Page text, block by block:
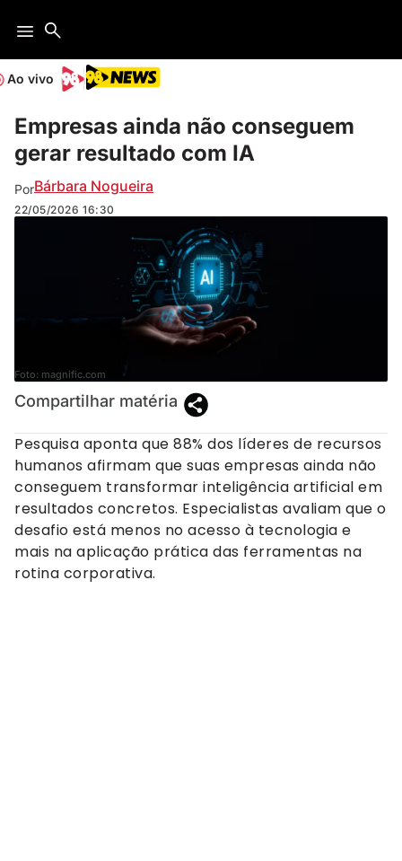
Ao vivo
Empresas ainda não conseguem
gerar resultado com IA
PorBárbara Nogueira
22/05/2026 16:30
Foto: magnific.com
Compartilhar matéria
Pesquisa aponta que 88% dos líderes de recursos
humanos afirmam que suas empresas ainda não
conseguem transformar inteligência artificial em
resultados concretos. Especialistas avaliam que o
desafio está menos no acesso à tecnologia e
mais na aplicação prática das ferramentas na
rotina corporativa.